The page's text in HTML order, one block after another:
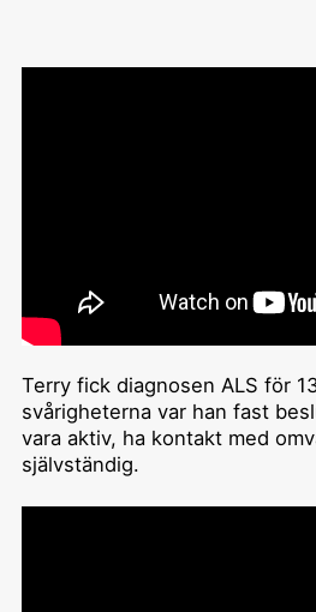
Terry fick diagnosen ALS för
svårigheterna var han fast
vara aktiv, ha kontakt med
självständig.